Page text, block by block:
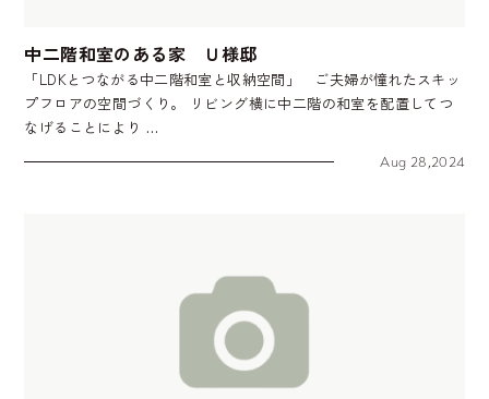
中二階和室のある家 Ｕ様邸
「LDKとつながる中二階和室と収納空間」 ご夫婦が憧れたスキッ
プフロアの空間づくり。 リビング横に中二階の和室を配置してつ
なげることにより …
Aug 28,2024